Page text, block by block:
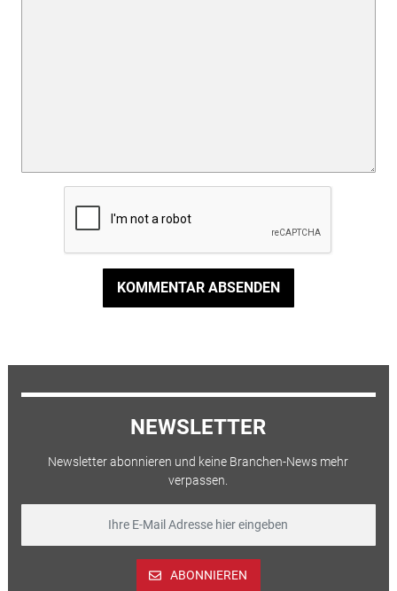
KOMMENTAR ABSENDEN
NEWSLETTER
Newsletter abonnieren und keine Branchen-News mehr
verpassen.
ABONNIEREN